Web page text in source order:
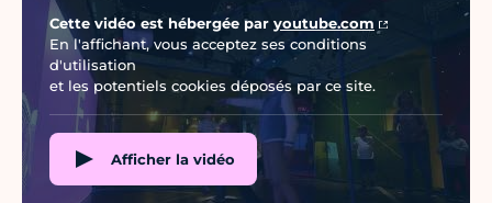
Cette vidéo est hébergée par youtube.com
En l'affichant, vous acceptez ses conditions
d'utilisation
et les potentiels cookies déposés par ce site.
Afficher la vidéo